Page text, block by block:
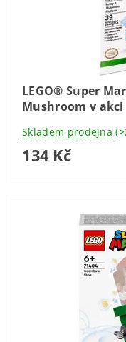
LEGO® Super
Mushroom v akci
Skladem prodejna
134 Kč